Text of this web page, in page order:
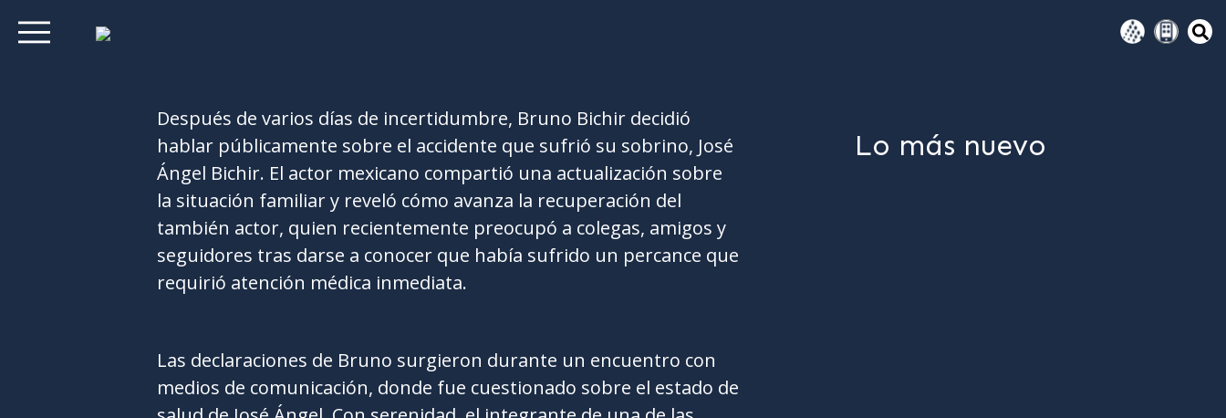
Después de varios días de incertidumbre, Bruno Bichir decidió
hablar públicamente sobre el accidente que sufrió su sobrino, José
Ángel Bichir. El actor mexicano compartió una actualización sobre
la situación familiar y reveló cómo avanza la recuperación del
también actor, quien recientemente preocupó a colegas, amigos y
seguidores tras darse a conocer que había sufrido un percance que
requirió atención médica inmediata.
Las declaraciones de Bruno surgieron durante un encuentro con
medios de comunicación, donde fue cuestionado sobre el estado de
Lo más nuevo